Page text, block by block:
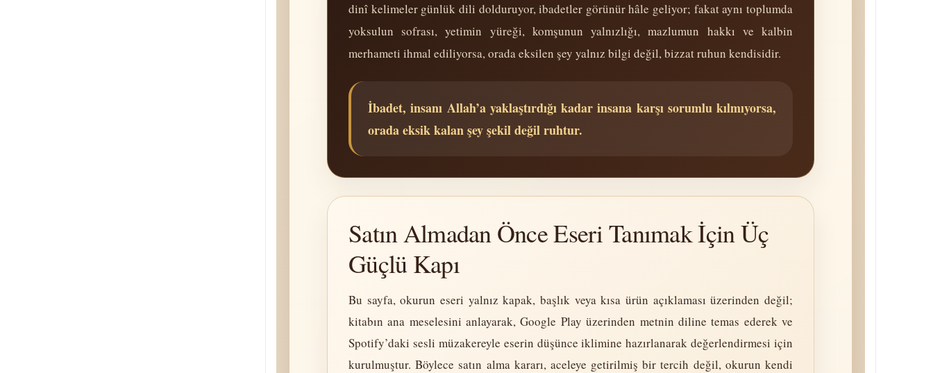
dinî kelimeler günlük dili dolduruyor, ibadetler görünür hâle geliyor; fakat aynı toplumda
yoksulun sofrası, yetimin yüreği, komşunun yalnızlığı, mazlumun hakkı ve kalbin
merhameti ihmal ediliyorsa, orada eksilen şey yalnız bilgi değil, bizzat ruhun kendisidir.
İbadet, insanı Allah’a yaklaştırdığı kadar insana karşı sorumlu kılmıyorsa,
orada eksik kalan şey şekil değil ruhtur.
Satın Almadan Önce Eseri Tanımak İçin Üç
Güçlü Kapı
Bu sayfa, okurun eseri yalnız kapak, başlık veya kısa ürün açıklaması üzerinden değil;
kitabın ana meselesini anlayarak, Google Play üzerinden metnin diline temas ederek ve
Spotify’daki sesli müzakereyle eserin düşünce iklimine hazırlanarak değerlendirmesi için
kurulmuştur. Böylece satın alma kararı, aceleye getirilmiş bir tercih değil, okurun kendi